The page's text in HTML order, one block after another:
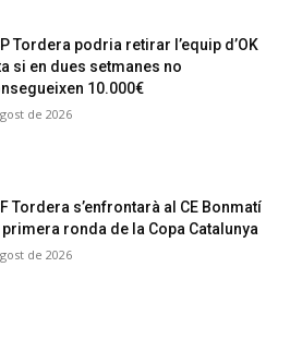
Tordera podria retirar l’equip d’OK
si en dues setmanes no
10.000€
de 2026
Tordera s’enfrontarà al CE Bonmatí
primera ronda de la Copa Catalunya
de 2026